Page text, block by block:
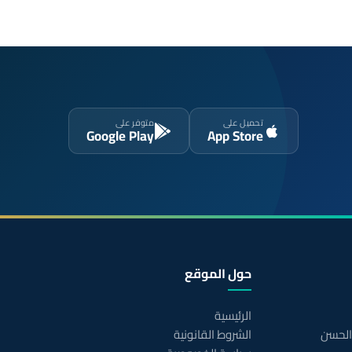
تحميل على
App Store
متوفر على
Google Play
حول الموقع
الرئيسية
الشروط القانونية